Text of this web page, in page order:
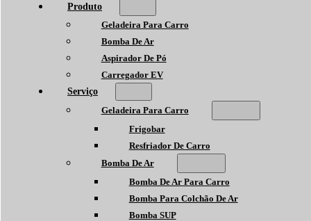
Produto
Geladeira Para Carro
Bomba De Ar
Aspirador De Pó
Carregador EV
Serviço
Geladeira Para Carro
Frigobar
Resfriador De Carro
Bomba De Ar
Bomba De Ar Para Carro
Bomba Para Colchão De Ar
Bomba SUP